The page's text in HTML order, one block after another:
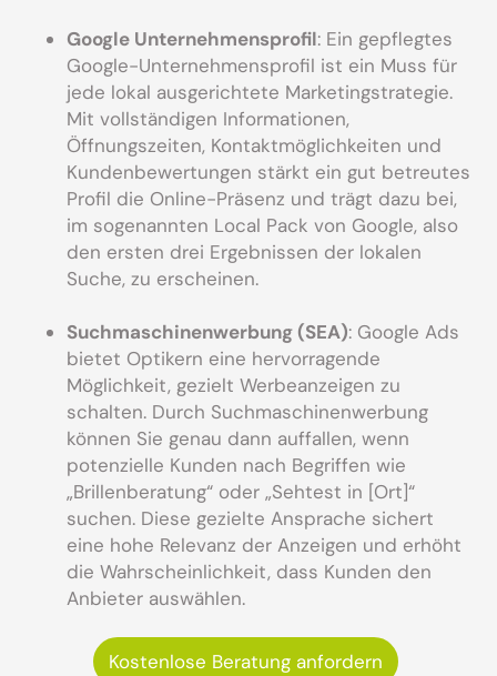
Google Unternehmensprofil: Ein gepflegtes
Google-Unternehmensprofil ist ein Muss für
jede lokal ausgerichtete Marketingstrategie.
Mit vollständigen Informationen,
Öffnungszeiten, Kontaktmöglichkeiten und
Kundenbewertungen stärkt ein gut betreutes
Profil die Online-Präsenz und trägt dazu bei,
im sogenannten Local Pack von Google, also
den ersten drei Ergebnissen der lokalen
Suche, zu erscheinen.
Suchmaschinenwerbung (SEA): Google Ads
bietet Optikern eine hervorragende
Möglichkeit, gezielt Werbeanzeigen zu
schalten. Durch Suchmaschinenwerbung
können Sie genau dann auffallen, wenn
potenzielle Kunden nach Begriffen wie
„Brillenberatung“ oder „Sehtest in [Ort]“
suchen. Diese gezielte Ansprache sichert
eine hohe Relevanz der Anzeigen und erhöht
die Wahrscheinlichkeit, dass Kunden den
Anbieter auswählen.
Kostenlose Beratung anfordern